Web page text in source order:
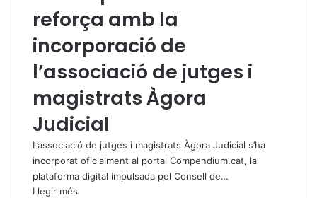
reforça amb la
incorporació de
l’associació de jutges i
magistrats Àgora
Judicial
L’associació de jutges i magistrats Àgora Judicial s’ha
incorporat oficialment al portal Compendium.cat, la
plataforma digital impulsada pel Consell de…
Llegir més